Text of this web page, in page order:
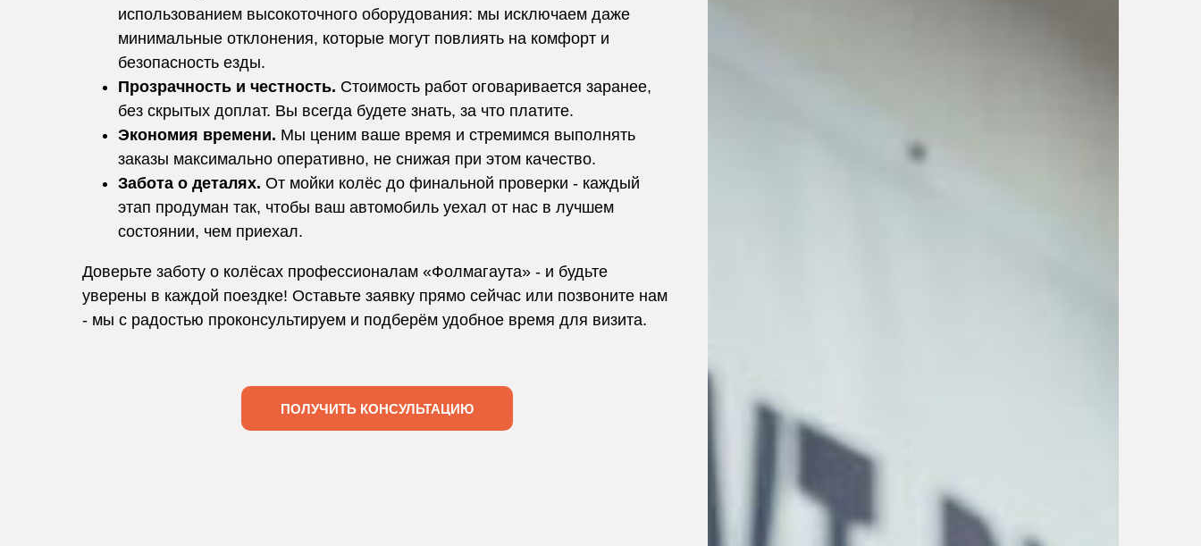
использованием высокоточного оборудования: мы исключаем даже
минимальные отклонения, которые могут повлиять на комфорт и
безопасность езды.
Прозрачность и честность. Стоимость работ оговаривается заранее,
без скрытых доплат. Вы всегда будете знать, за что платите.
Экономия времени. Мы ценим ваше время и стремимся выполнять
заказы максимально оперативно, не снижая при этом качество.
Забота о деталях. От мойки колёс до финальной проверки - каждый
этап продуман так, чтобы ваш автомобиль уехал от нас в лучшем
состоянии, чем приехал.
Доверьте заботу о колёсах профессионалам «Фолмагаута» - и будьте
уверены в каждой поездке! Оставьте заявку прямо сейчас или позвоните нам
- мы с радостью проконсультируем и подберём удобное время для визита.
ПОЛУЧИТЬ КОНСУЛЬТАЦИЮ